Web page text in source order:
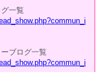
一覧
ブログ一覧